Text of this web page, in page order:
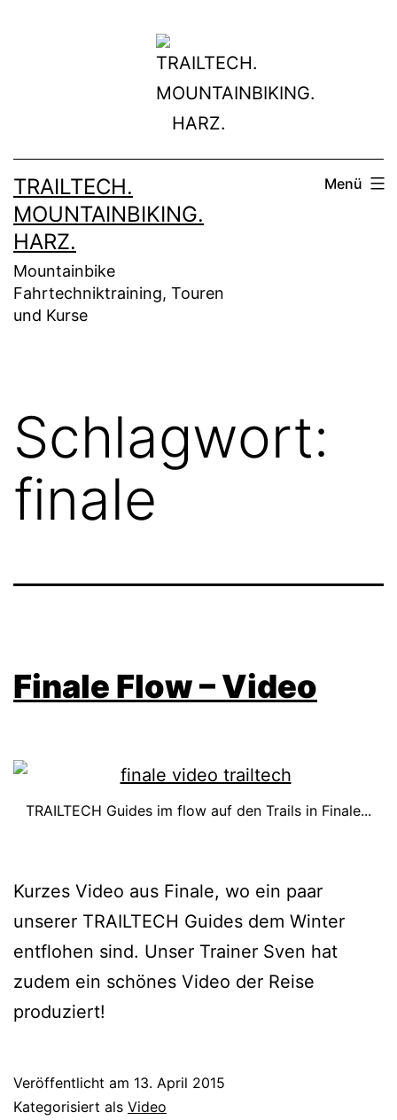
TRAILTECH.
MOUNTAINBIKING.
HARZ.
Mountainbike
Fahrtechniktraining, Touren
und Kurse
Menü
Schlagwort:
finale
Finale Flow – Video
TRAILTECH Guides im flow auf den Trails in Finale...
Kurzes Video aus Finale, wo ein paar
unserer TRAILTECH Guides dem Winter
entflohen sind. Unser Trainer Sven hat
zudem ein schönes Video der Reise
produziert!
Veröffentlicht am 13. April 2015
Kategorisiert als Video